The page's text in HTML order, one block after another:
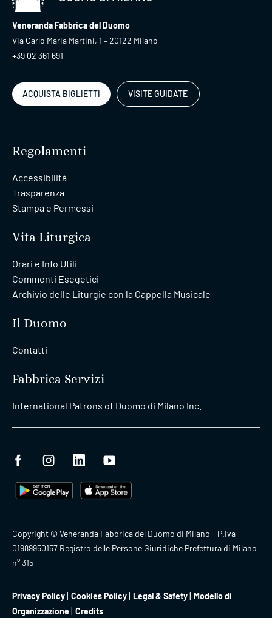
Veneranda Fabbrica del Duomo
Via Carlo Maria Martini, 1 – 20122 Milano
+39 02 361 691
ACQUISTA BIGLIETTI VISITE GUIDATE
Regolamenti
Accessibilità
Trasparenza
Stampa e Permessi
Vita Liturgica
Orari e Info Utili
Commenti Esegetici
Archivio delle Liturgie con la Cappella Musicale
Il Duomo
Contatti
Fabbrica Servizi
International Patrons of Duomo di Milano Inc.
Copyright © Veneranda Fabbrica del Duomo di Milano - P.Iva
01989950157 Registro delle Persone Giuridiche Prefettura di Milano
n° 315
Privacy Policy Cookies Policy Legal & Safety Modello di
Organizzazione Credits